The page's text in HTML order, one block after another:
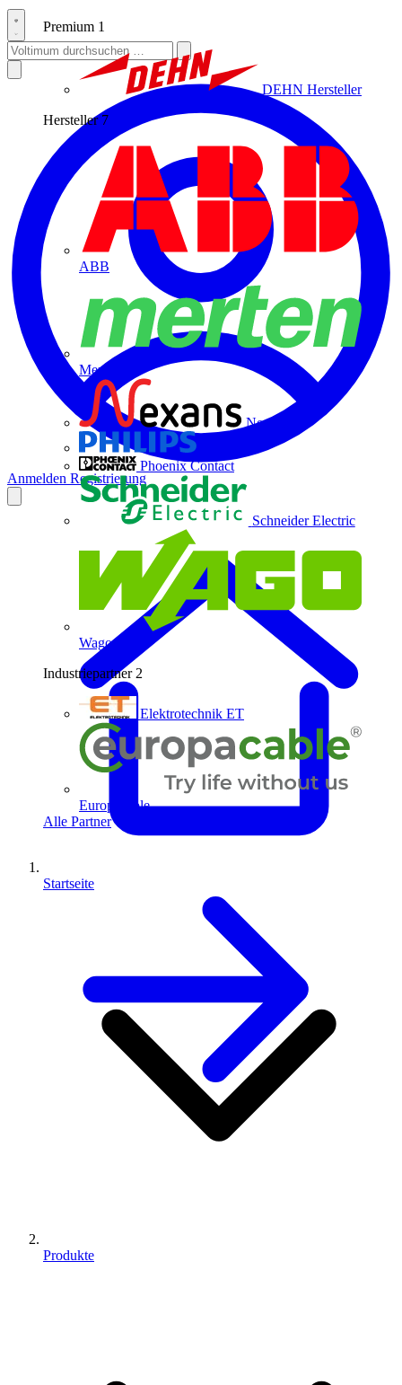
Premium 1
DEHN Hersteller
Hersteller 7
ABB
Merten
Nexans
Phoenix Contact
Schneider Electric
Wago
Industriepartner 2
Elektrotechnik ET
Europacable
Alle Partner
Anmelden Registrierung
Startseite
Produkte